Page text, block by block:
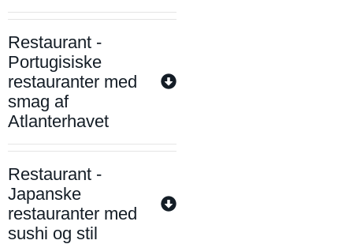
Restaurant -
Portugisiske
restauranter med
smag af
Atlanterhavet
Restaurant -
Japanske
restauranter med
sushi og stil